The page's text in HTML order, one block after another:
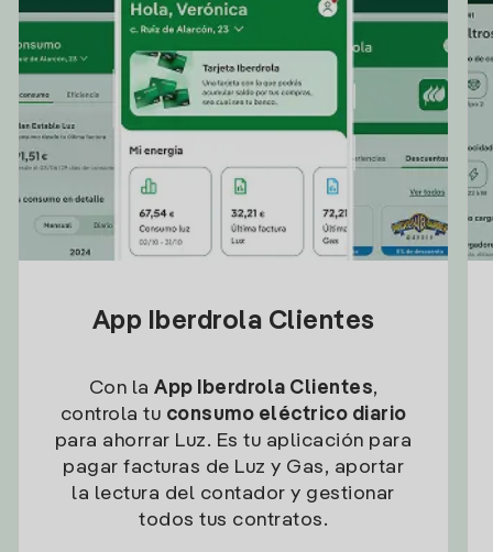
App Iberdrola Clientes
Con la App Iberdrola Clientes,
controla tu consumo eléctrico diario
para ahorrar Luz. Es tu aplicación para
pagar facturas de Luz y Gas, aportar
la lectura del contador y gestionar
todos tus contratos.